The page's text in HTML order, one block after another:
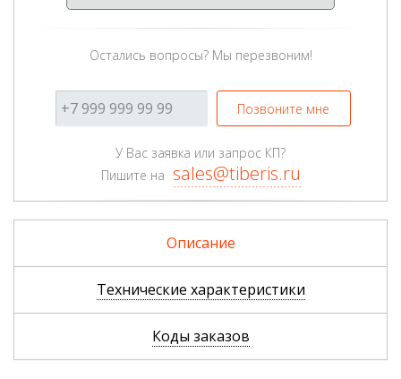
Остались вопросы? Мы перезвоним!
Позвоните мне
У Вас заявка или запрос КП?
Пишите на sales@tiberis.ru
Описание
Технические характеристики
Коды заказов